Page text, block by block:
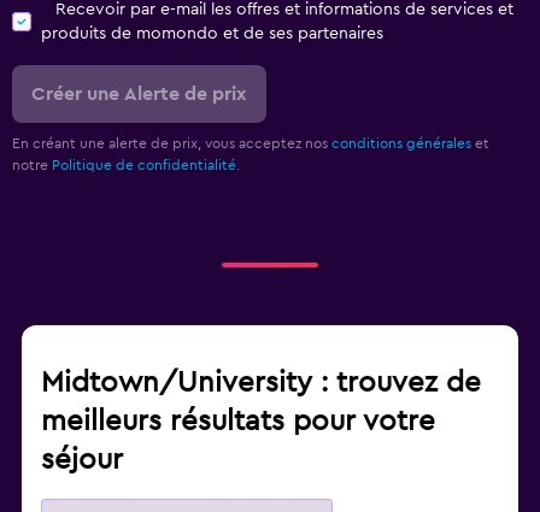
Recevoir par e-mail les offres et informations de services et
produits de momondo et de ses partenaires
Créer une Alerte de prix
En créant une alerte de prix, vous acceptez nos conditions générales et
notre Politique de confidentialité.
Midtown/University : trouvez de
meilleurs résultats pour votre
séjour